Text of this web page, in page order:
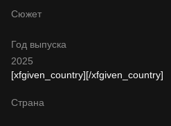
Сюжет
Год выпуска
2025
[xfgiven_country]
Страна
[/xfgiven_country]